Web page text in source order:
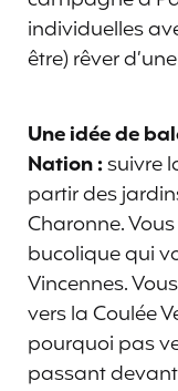
individuelles
être) rêver
Une idée de
Nation :suivre
partir des
Charonne.
bucolique qui
Vincennes.
vers la Coulée
pourquoi pas
passant devant